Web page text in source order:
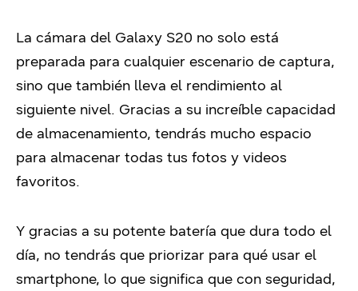
La cámara del Galaxy S20 no solo está
preparada para cualquier escenario de captura,
sino que también lleva el rendimiento al
siguiente nivel. Gracias a su increíble capacidad
de almacenamiento, tendrás mucho espacio
para almacenar todas tus fotos y videos
favoritos.
Y gracias a su potente batería que dura todo el
día, no tendrás que priorizar para qué usar el
smartphone, lo que significa que con seguridad,